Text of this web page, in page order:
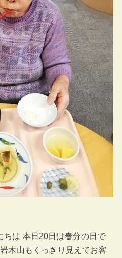
ちは 本日20日は春分の日で
木山もくっきり見えてお客